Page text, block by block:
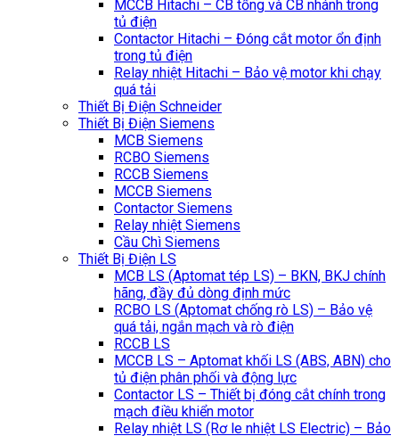
MCCB Hitachi – CB tổng và CB nhánh trong
tủ điện
Contactor Hitachi – Đóng cắt motor ổn định
trong tủ điện
Relay nhiệt Hitachi – Bảo vệ motor khi chạy
quá tải
Thiết Bị Điện Schneider
Thiết Bị Điện Siemens
MCB Siemens
RCBO Siemens
RCCB Siemens
MCCB Siemens
Contactor Siemens
Relay nhiệt Siemens
Cầu Chì Siemens
Thiết Bị Điện LS
MCB LS (Aptomat tép LS) – BKN, BKJ chính
hãng, đầy đủ dòng định mức
RCBO LS (Aptomat chống rò LS) – Bảo vệ
quá tải, ngắn mạch và rò điện
RCCB LS
MCCB LS – Aptomat khối LS (ABS, ABN) cho
tủ điện phân phối và động lực
Contactor LS – Thiết bị đóng cắt chính trong
mạch điều khiển motor
Relay nhiệt LS (Rơ le nhiệt LS Electric) – Bảo